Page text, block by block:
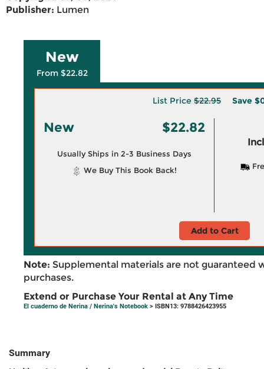
Publisher: Lumen
New
From $22.82
List Price $22.95 Save
New $22.82
Usually Ships in 2-3 Business Days
We Buy This Book Back!
Add to Cart
Note: Supplemental materials are not guaranteed
purchases.
Extend or Purchase Your Rental at Any Time
El cuaderno de Nerina / Nerina's Notebook > ISBN13: 9788426423955
Summary